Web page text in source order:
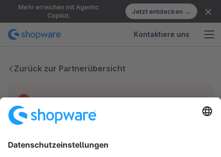
Mehr erreichen mit Agentic
Copilot.
Jetzt entdecken →
Kontaktiere uns
Zurück zur Partnerübersicht
Technische Probleme